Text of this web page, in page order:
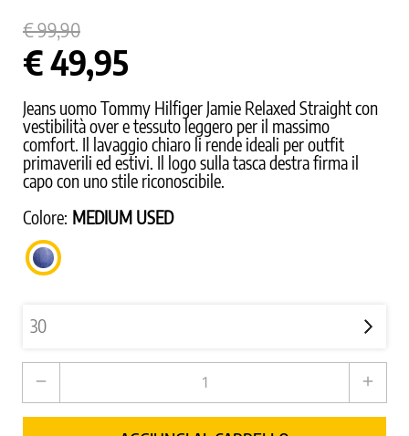
€ 99,90
€ 49,95
Jeans uomo Tommy Hilfiger Jamie Relaxed Straight con
vestibilità over e tessuto leggero per il massimo
comfort. Il lavaggio chiaro li rende ideali per outfit
primaverili ed estivi. Il logo sulla tasca destra firma il
capo con uno stile riconoscibile.
Colore: MEDIUM USED
MEDIUM
USED
remove add